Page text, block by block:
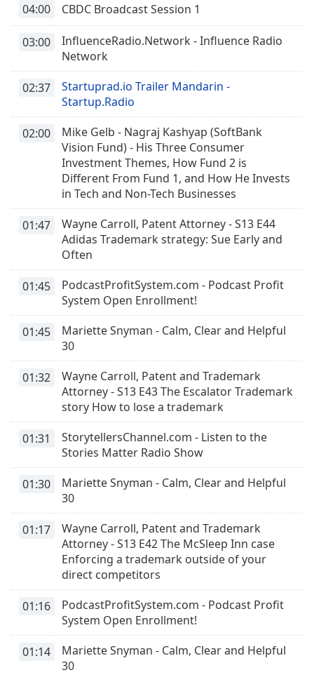
LIVE
Remaining
Time-
Chapters
Chapters
descriptions
off,
selected
subtitles
settings,
opens
subtitles
settings
dialog
subtitles
selected
Track
Picture
Fullscreen
modal
window.
Beginning
04:00 CBDC Broadcast Session 1
03:00
InfluenceRadio.Network - Influence Radio
Network
02:37
Startuprad.io Trailer Mandarin -
Startup.Radio
02:00
Mike Gelb - Nagraj Kashyap (SoftBank
Vision Fund) - His Three Consumer
Investment Themes, How Fund 2 is
Different From Fund 1, and How He Invests
in Tech and Non-Tech Businesses
01:47
Wayne Carroll, Patent Attorney - S13 E44
Adidas Trademark strategy: Sue Early and
Often
01:45
PodcastProfitSystem.com - Podcast Profit
System Open Enrollment!
01:45
Mariette Snyman - Calm, Clear and Helpful
30
01:32
Wayne Carroll, Patent and Trademark
Attorney - S13 E43 The Escalator Trademark
story How to lose a trademark
01:31
StorytellersChannel.com - Listen to the
Stories Matter Radio Show
01:30
Mariette Snyman - Calm, Clear and Helpful
30
01:17
Wayne Carroll, Patent and Trademark
Attorney - S13 E42 The McSleep Inn case
Enforcing a trademark outside of your
direct competitors
01:16
PodcastProfitSystem.com - Podcast Profit
System Open Enrollment!
01:14
Mariette Snyman - Calm, Clear and Helpful
30